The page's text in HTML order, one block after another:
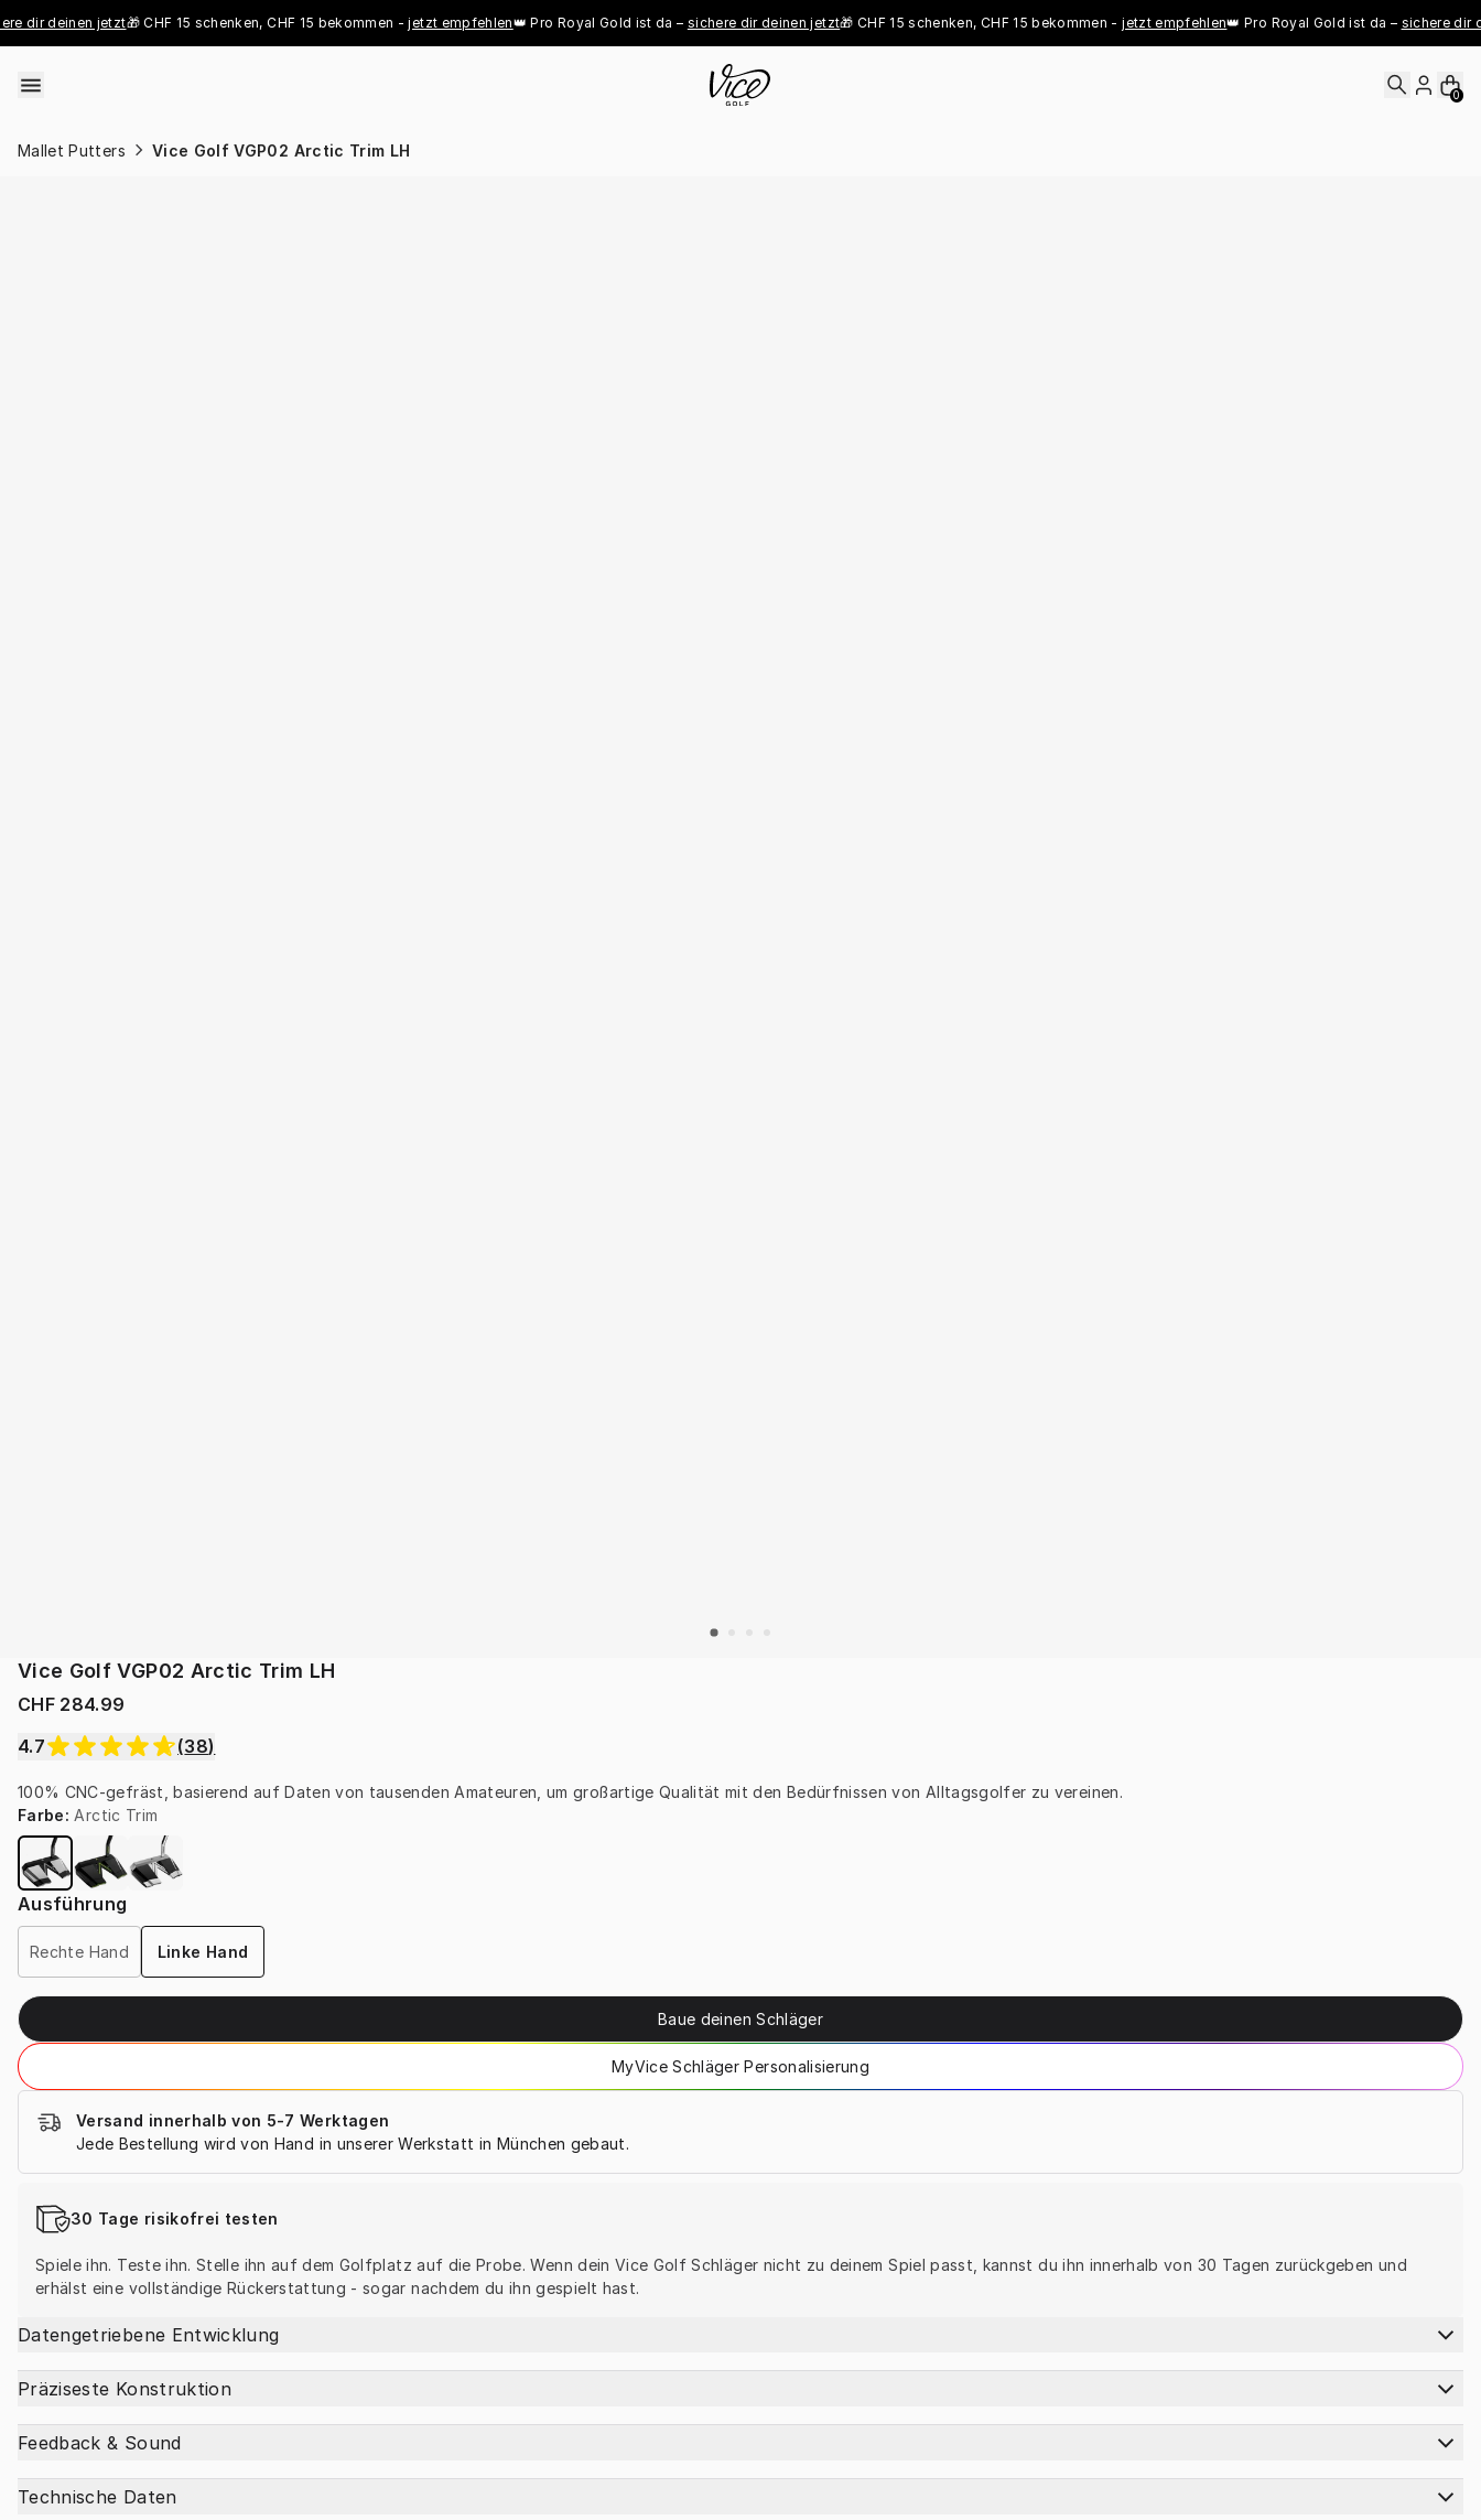
jetzt🎁 CHF 15 schenken, CHF 15 bekommen - jetzt empfehlen👑 Pro Royal Gold ist da – sichere dir deinen jetzt🎁 CHF 15 schenken, CHF 15 bekommen - jetzt empfehlen👑 Pro Royal Gold ist da – sichere dir deinen
0
Mallet Putters Vice Golf VGP02 Arctic Trim LH
Vice Golf VGP02 Arctic Trim LH
CHF 284.99
4.7
(38)
100% CNC-gefräst, basierend auf Daten von tausenden Amateuren, um großartige Qualität mit den Bedürfnissen von Alltagsgolfer zu vereinen.
Farbe: Arctic Trim
Ausführung
Rechte Hand Linke Hand
Baue deinen Schläger
MyVice Schläger Personalisierung
Versand innerhalb von 5-7 Werktagen
Jede Bestellung wird von Hand in unserer Werkstatt in München gebaut.
30 Tage risikofrei testen
Spiele ihn. Teste ihn. Stelle ihn auf dem Golfplatz auf die Probe. Wenn dein Vice Golf Schläger nicht zu deinem Spiel passt, kannst du ihn innerhalb von 30 Tagen zurückgeben und
erhälst eine vollständige Rückerstattung - sogar nachdem du ihn gespielt hast.
Datengetriebene Entwicklung
Präziseste Konstruktion
Feedback & Sound
Technische Daten